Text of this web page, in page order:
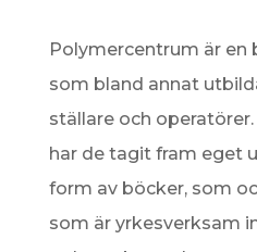
Polymercentrum är en
som bland annat
ställare och
har de tagit fram eget
form av böcker, som
som är yrkesverksam